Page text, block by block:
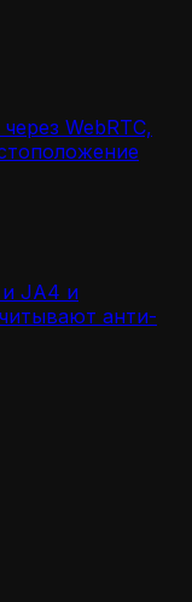
WebRTC,
и JA4 и
анти-